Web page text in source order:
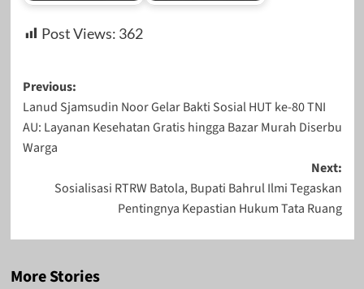
Post Views: 362
Post
navigation
Previous:
Lanud Sjamsudin Noor Gelar Bakti Sosial HUT ke-80 TNI
AU: Layanan Kesehatan Gratis hingga Bazar Murah Diserbu
Warga
Next:
Sosialisasi RTRW Batola, Bupati Bahrul Ilmi Tegaskan
Pentingnya Kepastian Hukum Tata Ruang
More Stories